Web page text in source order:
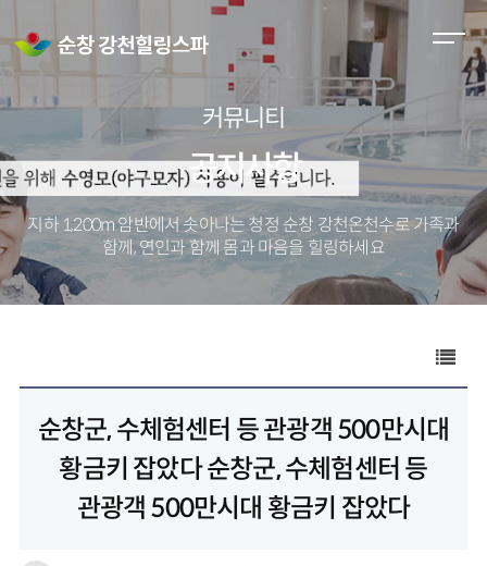
M
p
e
n
커뮤니티
공지사항
지하 1,200m 암반에서 솟아나는 청정 순창 강천온천수로가족과
함께, 연인과 함께 몸과 마음을 힐링하세요
순창군, 수체험센터 등 관광객 500만시대
황금키 잡았다 순창군, 수체험센터 등
관광객 500만시대 황금키 잡았다